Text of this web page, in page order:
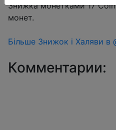
Знижка монетками 17
монет.
Більше Знижок і Халяви в
Комментарии: